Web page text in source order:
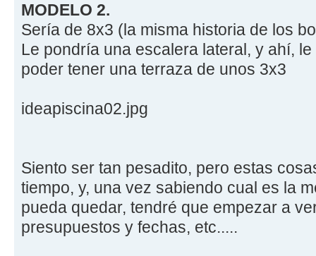
MODELO 2.
Sería de 8x3 (la misma historia de los
Le pondría una escalera lateral, y ahí,
poder tener una terraza de unos 3x3
ideapiscina02.jpg
Siento ser tan pesadito, pero estas
tiempo, y, una vez sabiendo cual es la
pueda quedar, tendré que empezar a
presupuestos y fechas, etc.....